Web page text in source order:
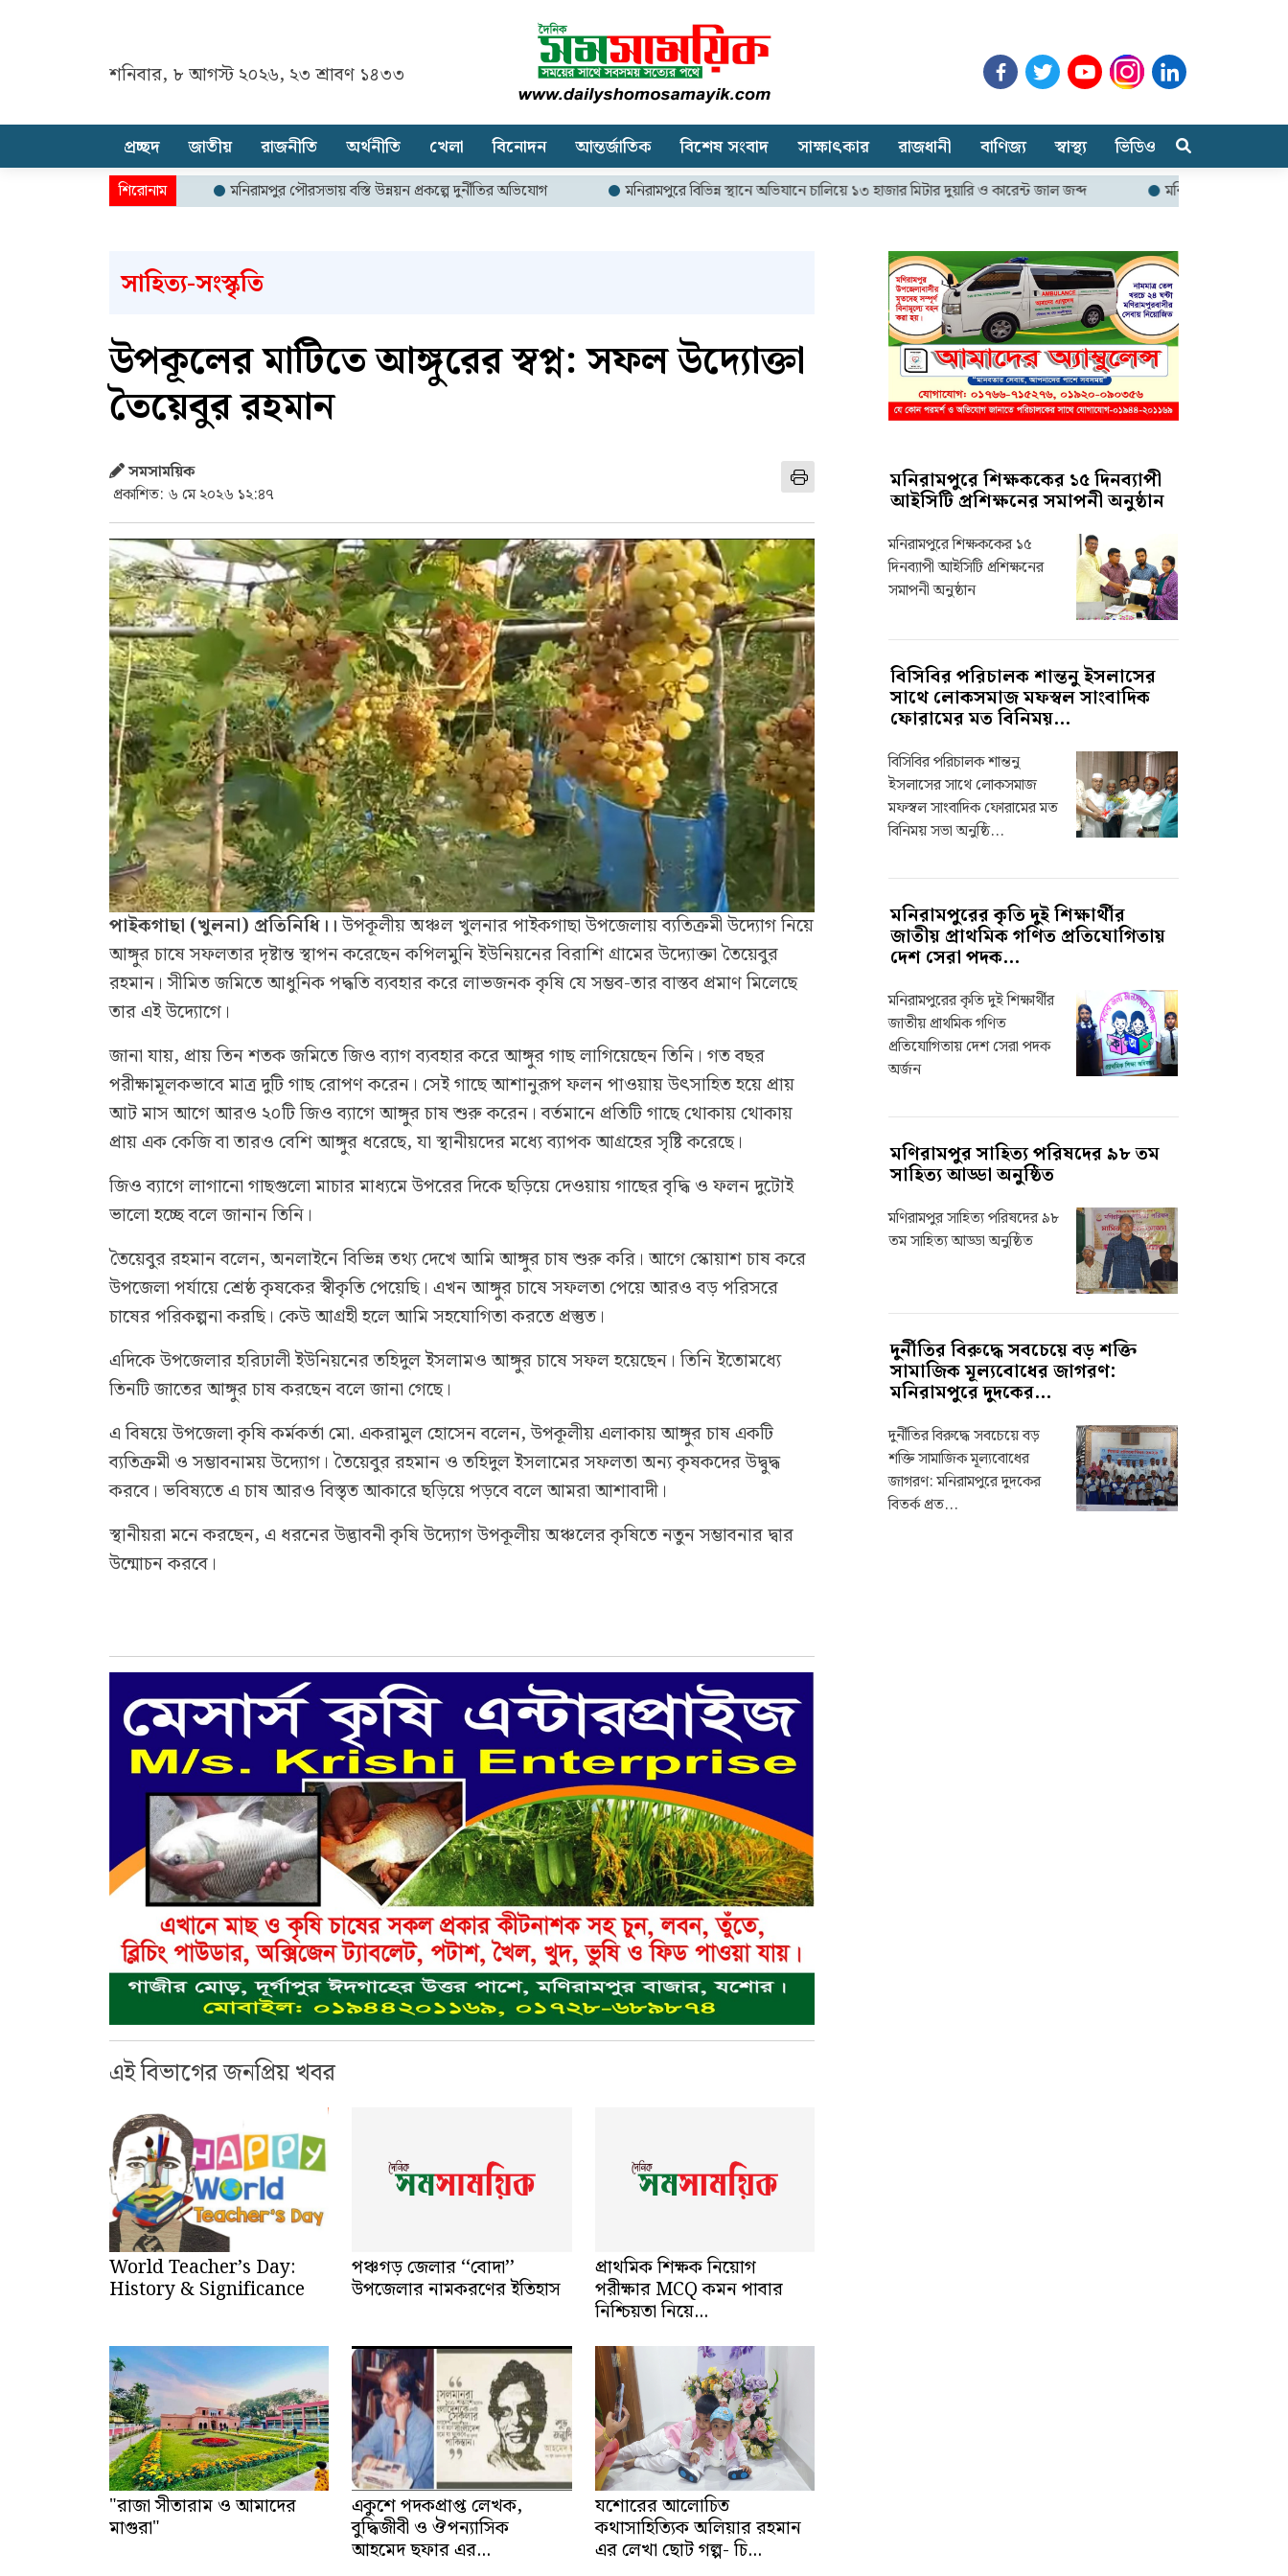
শনিবার, ৮ আগস্ট ২০২৬, ২৩ শ্রাবণ ১৪৩৩
প্রচ্ছদ জাতীয় রাজনীতি অর্থনীতি খেলা বিনোদন আন্তর্জাতিক বিশেষ সংবাদ সাক্ষাৎকার রাজধানী বাণিজ্য স্বাস্থ্য ভিডিও
মনিরামপুর পৌরসভায় বস্তি উন্নয়ন প্রকল্পে দুর্নীতির অভিযোগ মনিরামপুরে বিভিন্ন স্থানে অভিযানে চালিয়ে ১৩ হাজার মিটার দুয়ারি ও কারেন্ট জাল জব্দ মনিরামপুরে ফ্যামিলি কার্ড
সাহিত্য-সংস্কৃতি
উপকূলের মাটিতে আঙ্গুরের স্বপ্ন: সফল উদ্যোক্তা
তৈয়েবুর রহমান
সমসাময়িক
প্রকাশিত: ৬ মে ২০২৬ ১২:৪৭
পাইকগাছা (খুলনা) প্রতিনিধি।।উপকূলীয় অঞ্চল খুলনার পাইকগাছা উপজেলায় ব্যতিক্রমী উদ্যোগ নিয়ে
আঙ্গুর চাষে সফলতার দৃষ্টান্ত স্থাপন করেছেন কপিলমুনি ইউনিয়নের বিরাশি গ্রামের উদ্যোক্তা তৈয়েবুর
রহমান। সীমিত জমিতে আধুনিক পদ্ধতি ব্যবহার করে লাভজনক কৃষি যে সম্ভব-তার বাস্তব প্রমাণ মিলেছে
তার এই উদ্যোগে।
জানা যায়, প্রায় তিন শতক জমিতে জিও ব্যাগ ব্যবহার করে আঙ্গুর গাছ লাগিয়েছেন তিনি। গত বছর
পরীক্ষামূলকভাবে মাত্র দুটি গাছ রোপণ করেন। সেই গাছে আশানুরূপ ফলন পাওয়ায় উৎসাহিত হয়ে প্রায়
আট মাস আগে আরও ২০টি জিও ব্যাগে আঙ্গুর চাষ শুরু করেন। বর্তমানে প্রতিটি গাছে থোকায় থোকায়
প্রায় এক কেজি বা তারও বেশি আঙ্গুর ধরেছে, যা স্থানীয়দের মধ্যে ব্যাপক আগ্রহের সৃষ্টি করেছে।
জিও ব্যাগে লাগানো গাছগুলো মাচার মাধ্যমে উপরের দিকে ছড়িয়ে দেওয়ায় গাছের বৃদ্ধি ও ফলন দুটোই
ভালো হচ্ছে বলে জানান তিনি।
তৈয়েবুর রহমান বলেন, অনলাইনে বিভিন্ন তথ্য দেখে আমি আঙ্গুর চাষ শুরু করি। আগে স্কোয়াশ চাষ করে
উপজেলা পর্যায়ে শ্রেষ্ঠ কৃষকের স্বীকৃতি পেয়েছি। এখন আঙ্গুর চাষে সফলতা পেয়ে আরও বড় পরিসরে
চাষের পরিকল্পনা করছি। কেউ আগ্রহী হলে আমি সহযোগিতা করতে প্রস্তুত।
এদিকে উপজেলার হরিঢালী ইউনিয়নের তহিদুল ইসলামও আঙ্গুর চাষে সফল হয়েছেন। তিনি ইতোমধ্যে
তিনটি জাতের আঙ্গুর চাষ করছেন বলে জানা গেছে।
এ বিষয়ে উপজেলা কৃষি কর্মকর্তা মো. একরামুল হোসেন বলেন, উপকূলীয় এলাকায় আঙ্গুর চাষ একটি
ব্যতিক্রমী ও সম্ভাবনাময় উদ্যোগ। তৈয়েবুর রহমান ও তহিদুল ইসলামের সফলতা অন্য কৃষকদের উদ্বুদ্ধ
করবে। ভবিষ্যতে এ চাষ আরও বিস্তৃত আকারে ছড়িয়ে পড়বে বলে আমরা আশাবাদী।
স্থানীয়রা মনে করছেন, এ ধরনের উদ্ভাবনী কৃষি উদ্যোগ উপকূলীয় অঞ্চলের কৃষিতে নতুন সম্ভাবনার দ্বার
উন্মোচন করবে।
এই বিভাগের জনপ্রিয় খবর
World Teacher’s Day:
History & Significance
পঞ্চগড় জেলার ‘‘বোদা’’
উপজেলার নামকরণের ইতিহাস
প্রাথমিক শিক্ষক নিয়োগ
পরীক্ষার MCQ কমন পাবার
নিশ্চিয়তা নিয়ে...
"রাজা সীতারাম ও আমাদের
মাগুরা"
একুশে পদকপ্রাপ্ত লেখক,
বুদ্ধিজীবী ও ঔপন্যাসিক
আহমেদ ছফার এর...
যশোরের আলোচিত
কথাসাহিত্যিক অলিয়ার রহমান
এর লেখা ছোট গল্প- চি...
মনিরামপুরে শিক্ষককের ১৫ দিনব্যাপী
আইসিটি প্রশিক্ষনের সমাপনী অনুষ্ঠান
মনিরামপুরে শিক্ষককের ১৫
দিনব্যাপী আইসিটি প্রশিক্ষনের
সমাপনী অনুষ্ঠান
বিসিবির পরিচালক শান্তনু ইসলাসের
সাথে লোকসমাজ মফস্বল সাংবাদিক
ফোরামের মত বিনিময়...
বিসিবির পরিচালক শান্তনু
ইসলাসের সাথে লোকসমাজ
মফস্বল সাংবাদিক ফোরামের মত
বিনিময় সভা অনুষ্ঠি...
মনিরামপুরের কৃতি দুই শিক্ষার্থীর
জাতীয় প্রাথমিক গণিত প্রতিযোগিতায়
দেশ সেরা পদক...
মনিরামপুরের কৃতি দুই শিক্ষার্থীর
জাতীয় প্রাথমিক গণিত
প্রতিযোগিতায় দেশ সেরা পদক
অর্জন
মণিরামপুর সাহিত্য পরিষদের ৯৮ তম
সাহিত্য আড্ডা অনুষ্ঠিত
মণিরামপুর সাহিত্য পরিষদের ৯৮
তম সাহিত্য আড্ডা অনুষ্ঠিত
দুর্নীতির বিরুদ্ধে সবচেয়ে বড় শক্তি
সামাজিক মূল্যবোধের জাগরণ:
মনিরামপুরে দুদকের...
দুর্নীতির বিরুদ্ধে সবচেয়ে বড়
শক্তি সামাজিক মূল্যবোধের
জাগরণ: মনিরামপুরে দুদকের
বিতর্ক প্রত...